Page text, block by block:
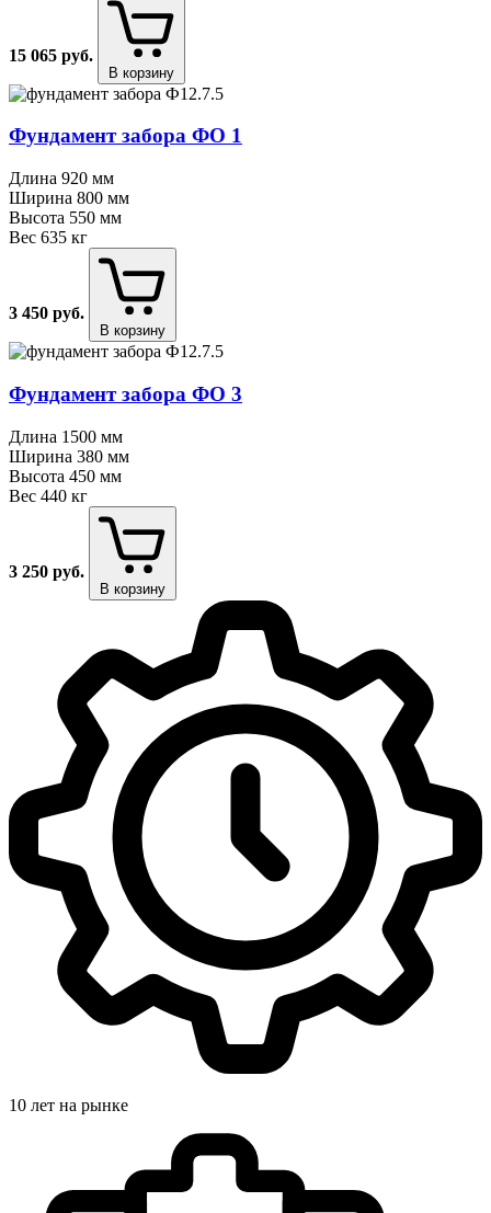
15 065 руб.
В корзину
Фундамент забора ФО 1
Длина 920 мм
Ширина 800 мм
Высота 550 мм
Вес 635 кг
3 450 руб.
В корзину
Фундамент забора ФО 3
Длина 1500 мм
Ширина 380 мм
Высота 450 мм
Вес 440 кг
3 250 руб.
В корзину
10 лет на рынке